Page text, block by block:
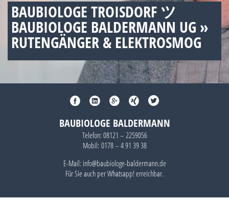
BAUBIOLOGE TROISDORF ツ
BAUBIOLOGE BALDERMANN UG »
RUTENGÄNGER & ELEKTROSMOG
BAUBIOLOGE BALDERMANN
Telefon: 08121 – 2259056
Mobil: 0178 – 4 91 39 38
E-Mail: info@baubiologe-baldermann.de
Für Sie auch perWhatsapp!erreichbar.